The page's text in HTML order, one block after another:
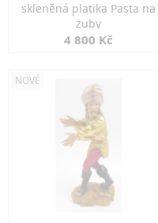
skleněná platika Pasta na
zuby
4 800 Kč
NOVÉ